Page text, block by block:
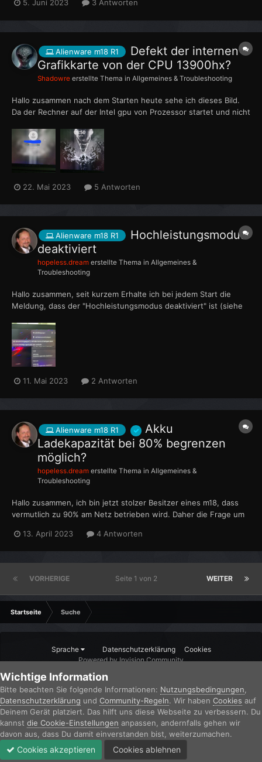
5. Juni 2023 3 Antworten
Alienware m18 R1
Defekt der internen
Grafikkarte von der CPU 13900hx?
Shadowre erstellte Thema in Allgemeines & Troubleshooting
Hallo zusammen nach dem Starten heute sehe ich dieses Bild.
Da der Rechner auf der Intel gpu von Prozessor startet und nicht
defekt ist? Oder wisst ihr was ich noch machen kann? Support
kontaktieren?
22. Mai 2023 5 Antworten
Alienware m18 R1
Hochleistungsmodus
deaktiviert
hopeless.dream erstellte Thema in Allgemeines &
Troubleshooting
Hallo zusammen, seit kurzem Erhalte ich bei jedem Start die
Meldung, dass der "Hochleistungsmodus deaktiviert" ist (siehe
Ideen oder Erfahrungen mit der Anzeige? Welche Infos braucht
ihr? Zum intensiver testen oder Zocken komme...
11. Mai 2023 2 Antworten
Alienware m18 R1
Akku
Ladekapazität bei 80% begrenzen
möglich?
hopeless.dream erstellte Thema in Allgemeines &
Troubleshooting
Hallo zusammen, ich bin jetzt stolzer Besitzer eines m18, dass
vermutlich zu 90% am Netz betrieben wird. Daher die Frage um
Akku nur bis 80% geladen wird (und ggf temporär bei geplanter
mobiler Nutzung auf 100% Stellen)? In den „norma...
13. April 2023 4 Antworten
VORHERIGE WEITER
Seite 1 von 2
Startseite Suche
Sprache Datenschutzerklärung
Cookies
Powered by Invision Community
Wichtige Information
Bitte beachten Sie folgende Informationen: Nutzungsbedingungen
Datenschutzerklärung und Community-Regeln. Wir haben Cookies auf
Deinem Gerät platziert. Das hilft uns diese Webseite zu verbessern. Du
kannst die Cookie-Einstellungen anpassen, andernfalls gehen wir
davon aus, dass Du damit einverstanden bist, weiterzumachen.
Cookies akzeptieren Cookies ablehnen